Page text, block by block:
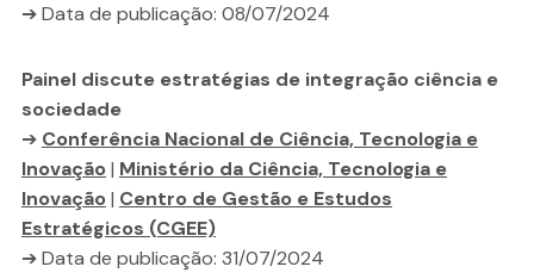
➔ Data de publicação: 08/07/2024
Painel discute estratégias de integração ciência e
sociedade
➔ Conferência Nacional de Ciência, Tecnologia e
Inovação | Ministério da Ciência, Tecnologia e
Inovação | Centro de Gestão e Estudos
Estratégicos (CGEE)
➔ Data de publicação: 31/07/2024